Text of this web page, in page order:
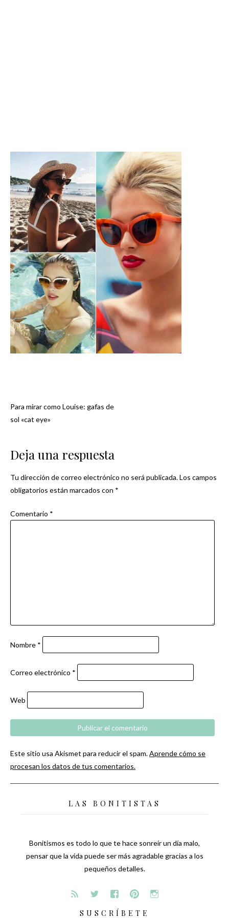
Navegación
Para mirar como Louise: gafas de
sol «cat eye»
Deja una respuesta
Tu dirección de correo electrónico no será publicada.Los campos
obligatorios están marcados con *
Comentario *
Nombre *
Correo electrónico *
Web
Este sitio usa Akismet para reducir el spam.Aprende cómo se
procesan los datos de tus comentarios.
LAS BONITISTAS
Bonitismos es todo lo que te hace sonreír un día malo,
pensar que la vida puede ser más agradable gracias a los
pequeños detalles.
SUSCRÍBETE